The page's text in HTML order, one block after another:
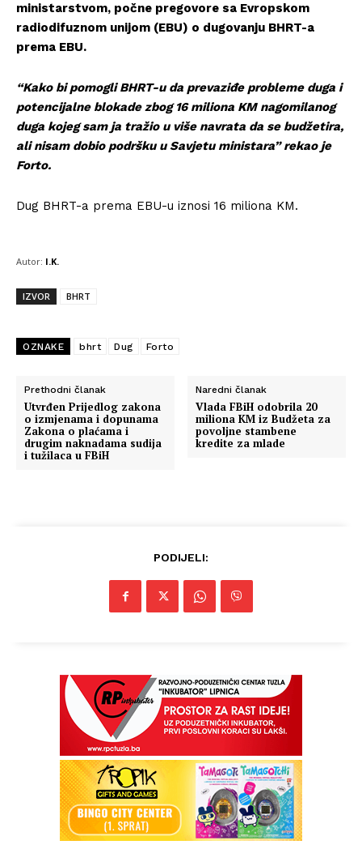
ministarstvom, počne pregovore sa Evropskom
radiodifuznom unijom (EBU) o dugovanju BHRT-a
prema EBU.
“Kako bi pomogli BHRT-u da prevaziđe probleme duga i
potencijalne blokade zbog 16 miliona KM nagomilanog
duga kojeg sam ja tražio u više navrata da se budžetira,
ali nisam dobio podršku u Savjetu ministara” rekao je
Forto.
Dug BHRT-a prema EBU-u iznosi 16 miliona KM.
Autor: I.K.
IZVOR BHRT
OZNAKE bhrt Dug Forto
Prethodni članak
Utvrđen Prijedlog zakona
o izmjenama i dopunama
Zakona o plaćama i
drugim naknadama sudija
i tužilaca u FBiH
Naredni članak
Vlada FBiH odobrila 20
miliona KM iz Budžeta za
povoljne stambene
kredite za mlade
PODIJELI: